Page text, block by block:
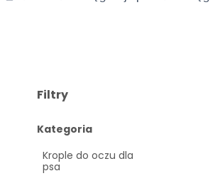
Filtry
Kategoria
Krople do oczu dla
psa